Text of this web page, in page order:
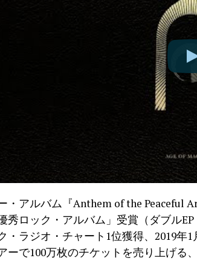
・アルバム『Anthem of the Peaceful
秀ロック・アルバム」受賞（ダブル
・ラジオ・チャート1位獲得、2019年
ーで100万枚のチケットを売り上げる